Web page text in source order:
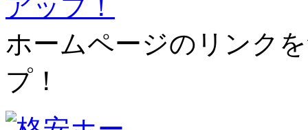
ホームページのリンク
プ！